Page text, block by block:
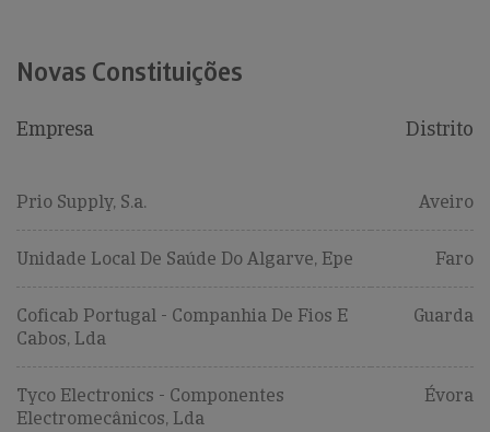
Novas Constituições
Empresa Distrito
Prio Supply, S.a. Aveiro
Unidade Local De Saúde Do Algarve, Epe Faro
Coficab Portugal - Companhia De Fios E
Cabos, Lda
Guarda
Tyco Electronics - Componentes
Electromecânicos, Lda
Évora